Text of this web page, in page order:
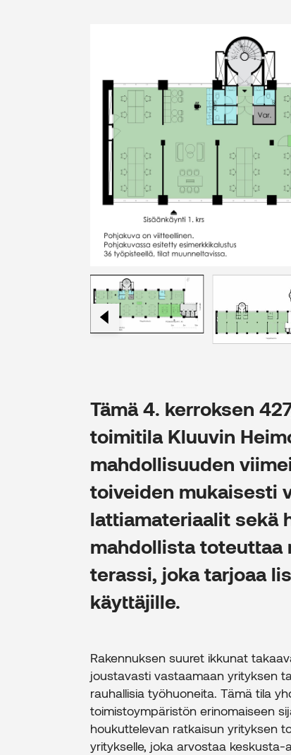
Tämä 4. kerroksen
toimitila Kluuvin
mahdollisuuden
toiveiden mukaisesti
lattiamateriaalit sekä
mahdollista toteuttaa
terassi, joka tarjoaa
käyttäjille.
Rakennuksen suuret ikkunat
joustavasti vastaamaan yrityksen
rauhallisia työhuoneita. Tämä tila
toimistoympäristön erinomaiseen
houkuttelevan ratkaisun yrityksen
yritykselle, joka arvostaa